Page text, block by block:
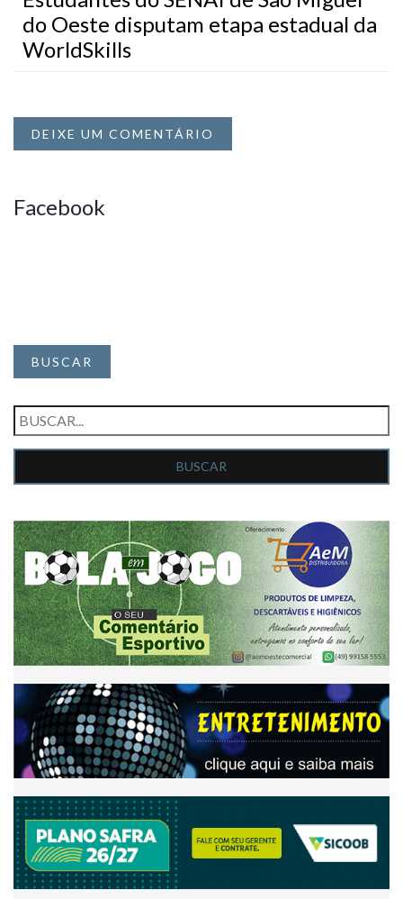
do Oeste disputam etapa estadual da
WorldSkills
DEIXE UM COMENTÁRIO
Facebook
BUSCAR